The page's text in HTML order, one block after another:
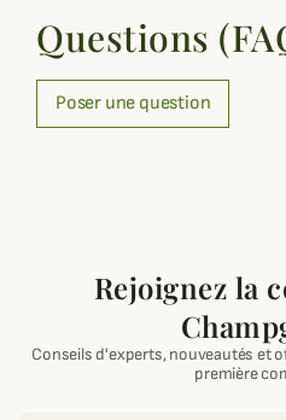
Questions
Poser une question
Rejoignez la
Conseils d'experts, nouveautés et
première